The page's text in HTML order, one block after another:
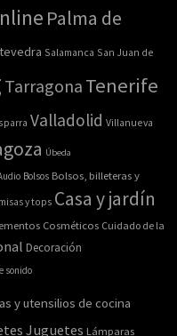
Palma de
Salamanca San Juan de
Tarragona Tenerife
Valladolid Villanueva
Úbeda
Bolsos Bolsos, billeteras y
y tops Casa y jardín
Cosméticos Cuidado de la
Decoración
sonido
y utensilios de cocina
Juguetes Lámparas